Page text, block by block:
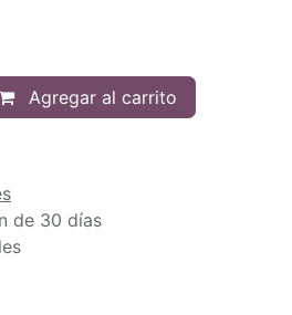
Agregar al carrito
de 30 días